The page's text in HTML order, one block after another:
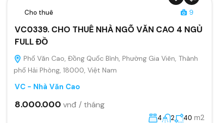
Cho thuê 9
VC0339. CHO THUÊ NHÀ NGÕ VĂN CAO 4 NGỦ
FULL ĐỒ
Phố Văn Cao, Đồng Quốc Bình, Phường Gia Viên, Thành
phố Hải Phòng, 18000, Việt Nam
VC - Nhà Văn Cao
8.000.000 vnđ / tháng
4 2 40 m2